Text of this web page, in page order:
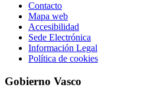
Contacto
Mapa web
Accesibilidad
Sede Electrónica
Información Legal
Política de cookies
Gobierno Vasco